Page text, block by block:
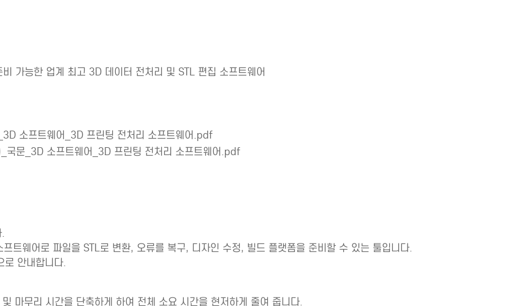
가능한 업계 최고 3D 데이터 전처리 및 STL 편집 소프트웨어
소프트웨어_3D 프린팅 전처리 소프트웨어.pdf
문_3D 소프트웨어_3D 프린팅 전처리 소프트웨어.pdf
트웨어로 파일을 STL로 변환, 오류를 복구, 디자인 수정, 빌드 플랫폼을 준비할 수 있는 툴입니다.
로 안내합니다.
마무리 시간을 단축하게 하여 전체 소요 시간을 현저하게 줄여 줍니다.